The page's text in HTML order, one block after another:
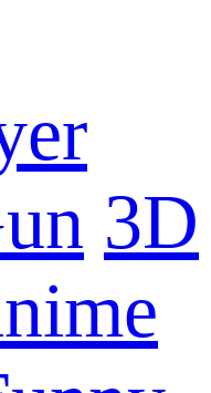
3D